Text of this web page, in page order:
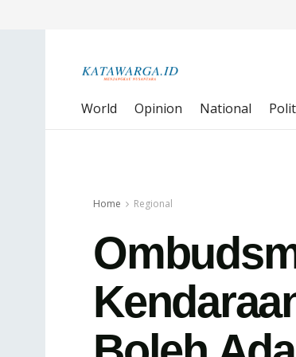
World Opinion National
Home Regional